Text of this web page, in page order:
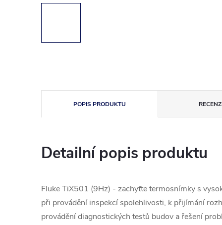
POPIS PRODUKTU
Detailní popis produktu
Fluke TiX501 (9Hz) - zachyťte termosnímky s
při provádění inspekcí spolehlivosti, k přijímání
provádění diagnostických testů budov a řešení